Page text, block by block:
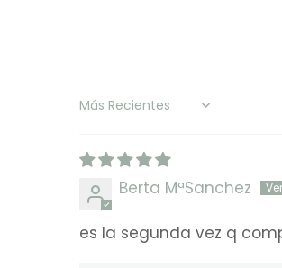
Sort by
Berta MªSanchez
es la segunda vez q